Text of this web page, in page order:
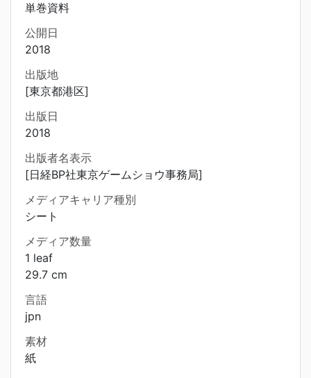
単巻資料
公開日
2018
出版地
[東京都港区]
出版日
2018
出版者名表示
[日経BP社東京ゲームショウ事務局]
メディアキャリア種別
シート
メディア数量
1 leaf
29.7 cm
言語
jpn
素材
紙